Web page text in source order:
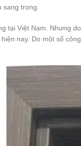
trọng.
tại Việt Nam. Nhưng
nay. Do một số